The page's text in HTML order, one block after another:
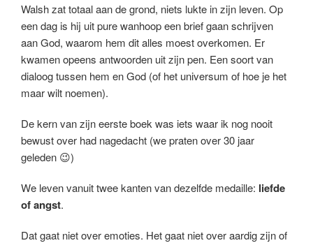
Walsh zat totaal aan de grond, niets lukte in zijn leven. Op
een dag is hij uit pure wanhoop een brief gaan schrijven
aan God, waarom hem dit alles moest overkomen. Er
kwamen opeens antwoorden uit zijn pen. Een soort van
dialoog tussen hem en God (of het universum of hoe je het
maar wilt noemen).
De kern van zijn eerste boek was iets waar ik nog nooit
bewust over had nagedacht (we praten over 30 jaar
geleden 😉)
We leven vanuit twee kanten van dezelfde medaille: liefde
of angst.
Dat gaat niet over emoties. Het gaat niet over aardig zijn of